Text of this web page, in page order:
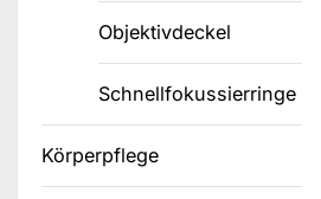
Objektivdeckel
Schnellfokussierringe
Körperpflege